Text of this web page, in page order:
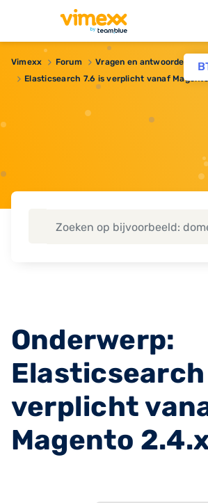
Vimexx Forum
Vragen en antwoorden
Elasticsearch 7.6 is verplicht vanaf
Onderwerp:
Elasticsearch
verplicht
Magento